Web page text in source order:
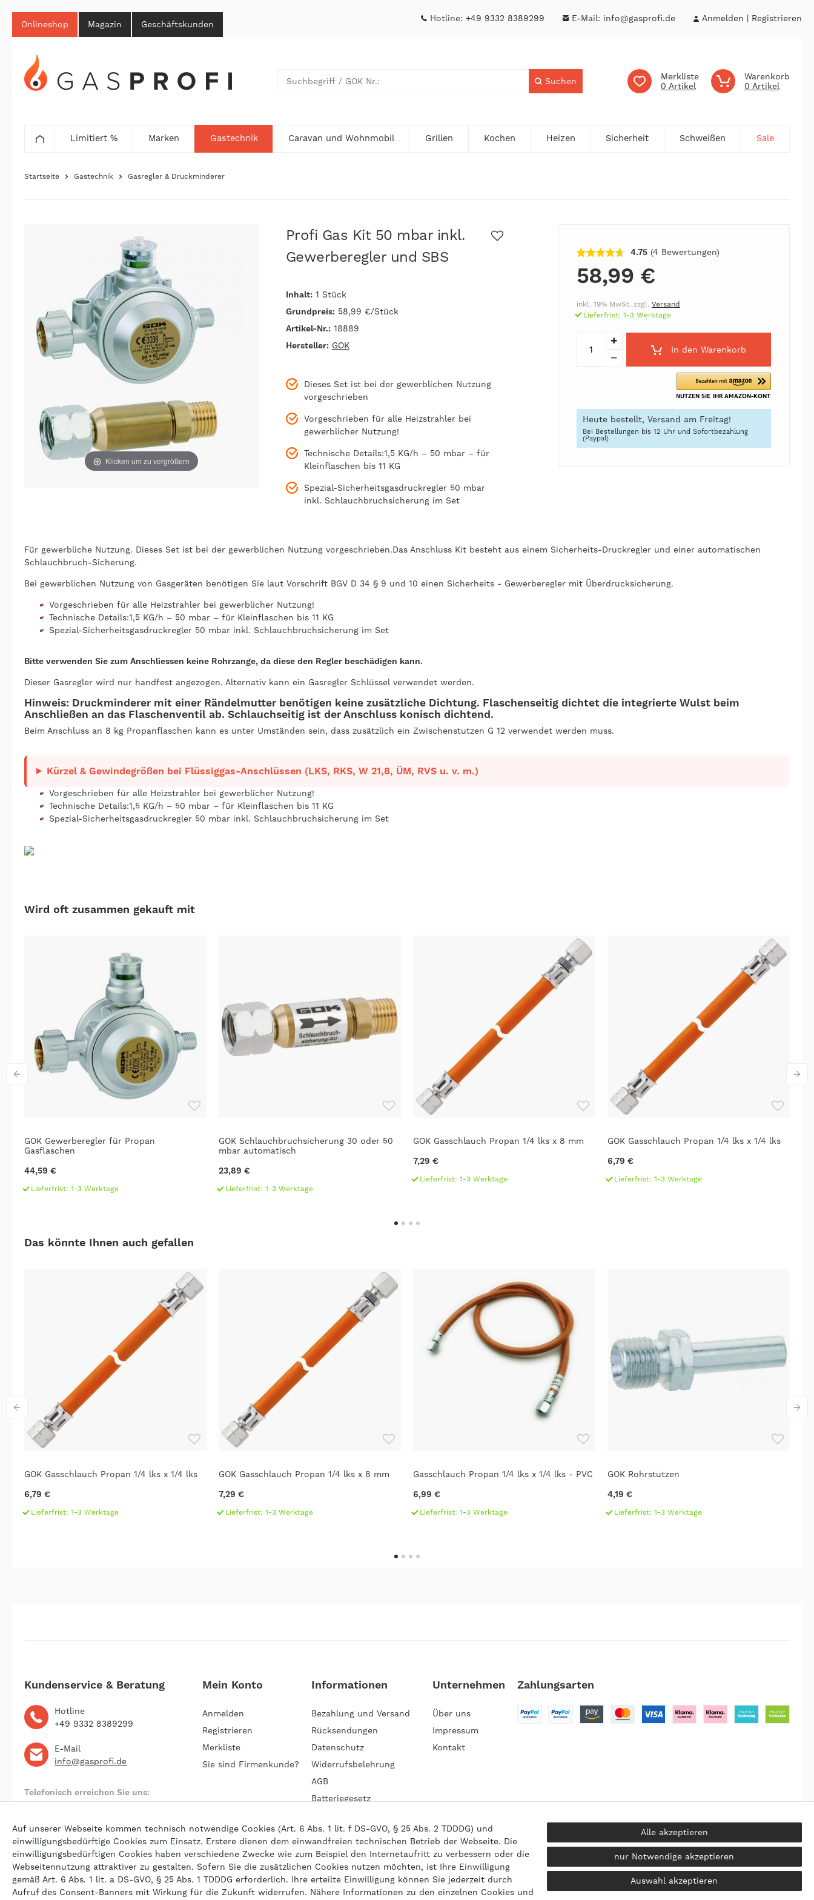
Onlineshop Magazin Geschäftskunden
Hotline: +49 9332 8389299 E-Mail: info@gasprofi.de Anmelden Registrieren
Merkliste
0
Warenkorb
0
Suchen
Limitiert % Marken Gastechnik Caravan und Wohnmobil Grillen Kochen Heizen Sicherheit Schweißen Sale
Startseite Gastechnik Gasregler & Druckminderer
Klicken um zu vergrößern
Profi Gas Kit 50 mbar inkl.
Gewerberegler und SBS
Inhalt:1 Stück
Grundpreis:58,99 €/Stück
Artikel-Nr.:18889
Hersteller: GOK
Dieses Set ist bei der gewerblichen Nutzung
vorgeschrieben
Vorgeschrieben für alle Heizstrahler bei
gewerblicher Nutzung!
Technische Details:1,5 KG/h – 50 mbar – für
Kleinflaschen bis 11 KG
Spezial-Sicherheitsgasdruckregler 50 mbar
inkl. Schlauchbruchsicherung im Set
4.75 (4 Bewertungen)
58,99 €
In den Warenkorb
inkl. 19% MwSt. zzgl. Versand
Lieferfrist: 1-3 Werktage
Heute bestellt, Versand am Freitag!
Bei Bestellungen bis 12 Uhr und Sofortbezahlung
(Paypal)
Für gewerbliche Nutzung. Dieses Set ist bei der gewerblichen Nutzung vorgeschrieben.Das Anschluss Kit besteht aus einem Sicherheits-Druckregler und einer automatischen
Schlauchbruch-Sicherung.
Bei gewerblichen Nutzung von Gasgeräten benötigen Sie laut Vorschrift BGV D 34 § 9 und 10 einen Sicherheits - Gewerberegler mit Überdrucksicherung.
Vorgeschrieben für alle Heizstrahler bei gewerblicher Nutzung!
Technische Details:1,5 KG/h – 50 mbar – für Kleinflaschen bis 11 KG
Spezial-Sicherheitsgasdruckregler 50 mbar inkl. Schlauchbruchsicherung im Set
Bitte verwenden Sie zum Anschliessen keine Rohrzange, da diese den Regler beschädigen kann.
Dieser Gasregler wird nur handfest angezogen. Alternativ kann ein Gasregler Schlüssel verwendet werden.
Hinweis: Druckminderer mit einer Rändelmutter benötigen keine zusätzliche Dichtung. Flaschenseitig dichtet die integrierte Wulst beim
Anschließen an das Flaschenventil ab. Schlauchseitig ist der Anschluss konisch dichtend.
Beim Anschluss an 8 kg Propanflaschen kann es unter Umständen sein, dass zusätzlich ein Zwischenstutzen G 12 verwendet werden muss.
Kürzel & Gewindegrößen bei Flüssiggas-Anschlüssen (LKS, RKS, W 21,8, ÜM, RVS u. v. m.)
Vorgeschrieben für alle Heizstrahler bei gewerblicher Nutzung!
Technische Details:1,5 KG/h – 50 mbar – für Kleinflaschen bis 11 KG
Spezial-Sicherheitsgasdruckregler 50 mbar inkl. Schlauchbruchsicherung im Set
Wird oft zusammen gekauft mit
GOK Gewerberegler für Propan
Gasflaschen
44,59 €
Lieferfrist: 1-3 Werktage
GOK Schlauchbruchsicherung 30 oder 50
mbar automatisch
23,89 €
Lieferfrist: 1-3 Werktage
GOK Gasschlauch Propan 1/4 lks x 8 mm
7,29 €
Lieferfrist: 1-3 Werktage
GOK Gasschlauch Propan 1/4 lks x 1/4 lks
6,79 €
Lieferfrist: 1-3 Werktage
Das könnte Ihnen auch gefallen
GOK Gasschlauch Propan 1/4 lks x 1/4 lks
6,79 €
Lieferfrist: 1-3 Werktage
GOK Gasschlauch Propan 1/4 lks x 8 mm
7,29 €
Lieferfrist: 1-3 Werktage
Gasschlauch Propan 1/4 lks x 1/4 lks - PVC
6,99 €
Lieferfrist: 1-3 Werktage
GOK Rohrstutzen
4,19 €
Lieferfrist: 1-3 Werktage
Kundenservice & Beratung
Hotline
+49 9332 8389299
E-Mail
info@gasprofi.de
Telefonisch erreichen Sie uns:
Montag bis Freitag 09:00 bis 22:00 Uhr
Mein Konto
Anmelden
Registrieren
Merkliste
Sie sind Firmenkunde?
Informationen
Bezahlung und Versand
Rücksendungen
Datenschutz
Widerrufsbelehrung
AGB
Batteriegesetz
Unternehmen
Über uns
Impressum
Kontakt
Zahlungsarten
© 2026 gasprofi / Alle Preise sind inkl. geseztl. Mehrwertsteuer und zzgl.Versandkosten
powered bycreateyourtemplate
Auf unserer Webseite kommen technisch notwendige Cookies (Art. 6 Abs. 1 lit. f DS-GVO, § 25 Abs. 2 TDDDG) und
einwilligungsbedürftige Cookies zum Einsatz. Erstere dienen dem einwandfreien technischen Betrieb der Webseite. Die
einwilligungsbedürftigen Cookies haben verschiedene Zwecke wie zum Beispiel den Internetaufritt zu verbessern oder die
Webseitennutzung attraktiver zu gestalten. Sofern Sie die zusätzlichen Cookies nutzen möchten, ist Ihre Einwilligung
gemäß Art. 6 Abs. 1 lit. a DS-GVO, § 25 Abs. 1 TDDDG erforderlich. Ihre erteilte Einwilligung können Sie jederzeit durch
Aufruf des Consent-Banners mit Wirkung für die Zukunft widerrufen. Nähere Informationen zu den einzelnen Cookies und
Alle akzeptieren
nur Notwendige akzeptieren
Auswahl akzeptieren